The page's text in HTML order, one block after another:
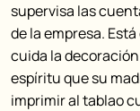
supervisa las
de la empresa.
cuida la
espíritu que su
imprimir al tablao